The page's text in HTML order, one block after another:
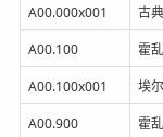
A00.000x001
古
A00.100
霍
A00.100x001
埃
A00.900
霍乱